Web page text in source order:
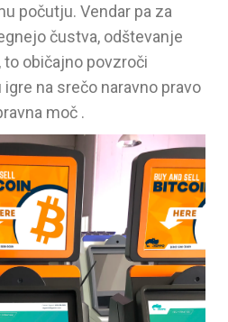
počutju. Vendar pa za
čustva, odštevanje
to običajno povzroči
na srečo naravno pravo
moč .